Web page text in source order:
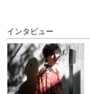
インタビュー